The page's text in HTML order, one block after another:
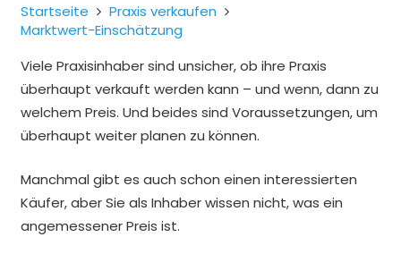
Startseite
Praxis verkaufen
Marktwert-Einschätzung
Viele Praxisinhaber sind unsicher, ob ihre Praxis
überhaupt verkauft werden kann – und wenn, dann zu
welchem Preis. Und beides sind Voraussetzungen, um
überhaupt weiter planen zu können.
Manchmal gibt es auch schon einen interessierten
Käufer, aber Sie als Inhaber wissen nicht, was ein
angemessener Preis ist.